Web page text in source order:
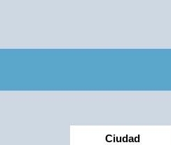
Ciudad